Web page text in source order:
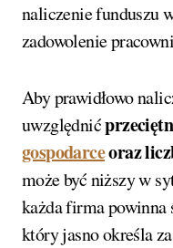
naliczenie funduszu
zadowolenie
Aby prawidłowo
uwzględnić
gospodarceoraz
może być niższy w
każda firma
który jasno określa